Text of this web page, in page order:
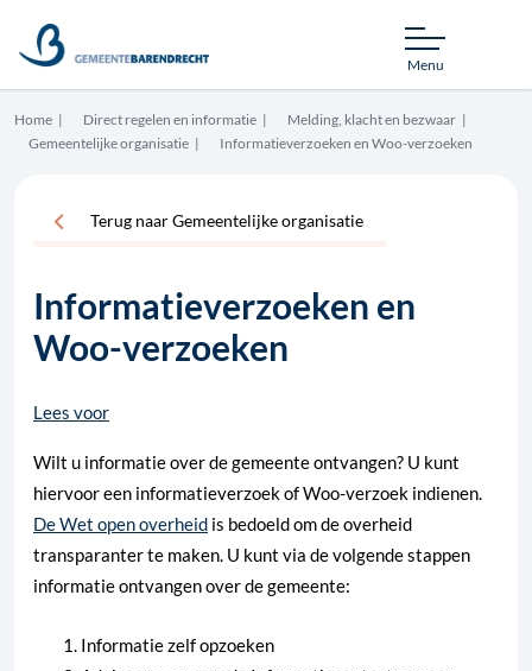
Menu
Home Direct regelen en informatie
Melding, klacht en bezwaar
Gemeentelijke organisatie
Informatieverzoeken en Woo-verzoeken
Terug naar Gemeentelijke organisatie
Informatieverzoeken en
Woo-verzoeken
Lees voor
Wilt u informatie over de gemeente ontvangen? U kunt
hiervoor een informatieverzoek of Woo-verzoek indienen.
De Wet open overheid is bedoeld om de overheid
transparanter te maken. U kunt via de volgende stappen
informatie ontvangen over de gemeente:
Informatie zelf opzoeken